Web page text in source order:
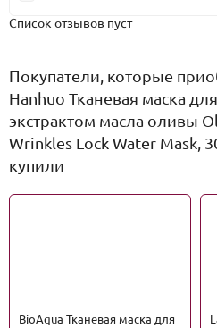
Список отзывов пуст
Покупатели, которые
Hanhuo Тканевая маска
экстрактом масла оливы
Wrinkles Lock Water Mask,
купили
BioAqua Тканевая маска для